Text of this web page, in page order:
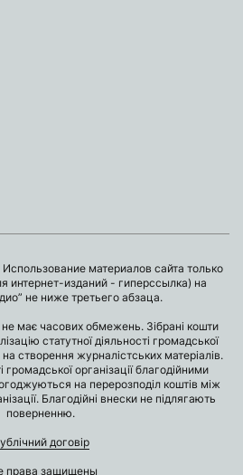
материалов сайта только
интернет-изданий - гиперссылка) на
не ниже третьего абзаца.
має часових обмежень. Зібрані кошти
статутної діяльності громадської
створення журналістських матеріалів.
організації благодійними
на перерозподіл коштів між
Благодійні внески не підлягають
поверненню.
договір
права защищены